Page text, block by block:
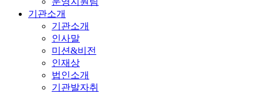
기관소개
기관소개
인사말
미션&비전
인재상
법인소개
기관발자취